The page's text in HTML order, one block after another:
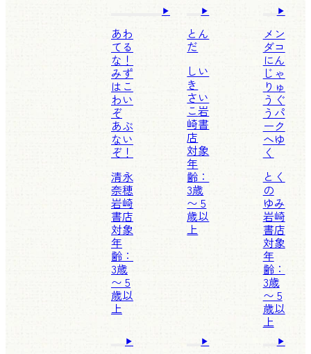
あわ
てる
な！
みず
はこ
わい
ぞ
あぶ
ない
ぞ！
清永
奈穂
岩崎
書店
対象
年
齢：
3歳
〜 5
歳以
上
とん
だ
しい
き
さい
こ岩
崎書
店
対象
年
齢：
3歳
〜 5
歳以
上
メン
ダコ
にん
じゃ
りゅ
うぐ
うパ
ーク
へゆ
く
とく
の
ゆみ
岩崎
書店
対象
年
齢：
3歳
〜 5
歳以
上